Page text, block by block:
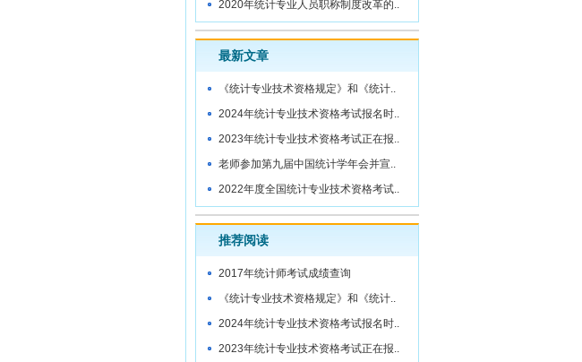
2020年统计专业人员职称制度改革的..
最新文章
《统计专业技术资格规定》和《统计..
2024年统计专业技术资格考试报名时..
2023年统计专业技术资格考试正在报..
老师参加第九届中国统计学年会并宣..
2022年度全国统计专业技术资格考试..
推荐阅读
2017年统计师考试成绩查询
《统计专业技术资格规定》和《统计..
2024年统计专业技术资格考试报名时..
2023年统计专业技术资格考试正在报..